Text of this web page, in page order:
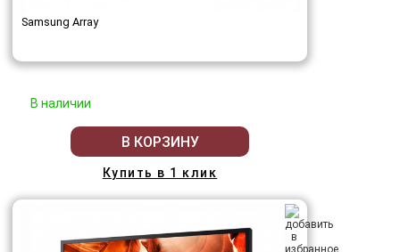
Samsung Array
В наличии
В КОРЗИНУ
Купить в 1 клик